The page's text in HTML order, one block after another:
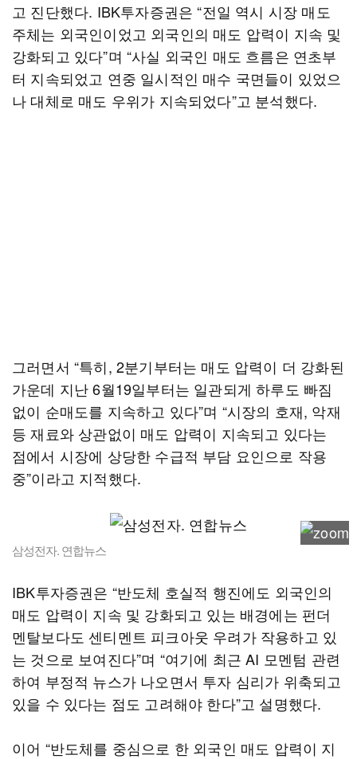
고 진단했다. IBK투자증권은 “전일 역시 시장 매도
주체는 외국인이었고 외국인의 매도 압력이 지속 및
강화되고 있다”며 “사실 외국인 매도 흐름은 연초부
터 지속되었고 연중 일시적인 매수 국면들이 있었으
나 대체로 매도 우위가 지속되었다”고 분석했다.
그러면서 “특히, 2분기부터는 매도 압력이 더 강화된
가운데 지난 6월19일부터는 일관되게 하루도 빠짐
없이 순매도를 지속하고 있다”며 “시장의 호재, 악재
등 재료와 상관없이 매도 압력이 지속되고 있다는
점에서 시장에 상당한 수급적 부담 요인으로 작용
중”이라고 지적했다.
삼성전자. 연합뉴스
IBK투자증권은 “반도체 호실적 행진에도 외국인의
매도 압력이 지속 및 강화되고 있는 배경에는 펀더
멘탈보다도 센티멘트 피크아웃 우려가 작용하고 있
는 것으로 보여진다”며 “여기에 최근 AI 모멘텀 관련
하여 부정적 뉴스가 나오면서 투자 심리가 위축되고
있을 수 있다는 점도 고려해야 한다”고 설명했다.
이어 “반도체를 중심으로 한 외국인 매도 압력이 지